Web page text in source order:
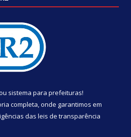
sistema para prefeituras!
completa, onde garantimos em
das leis de transparência